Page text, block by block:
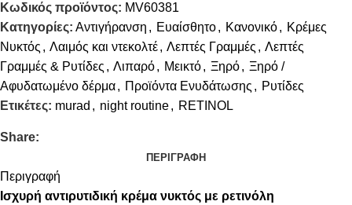
Κωδικός προϊόντος: MV60381
Κατηγορίες: Αντιγήρανση , Ευαίσθητο, Κανονικό, Κρέμες
Νυκτός , Λαιμός και ντεκολτέ, Λεπτές Γραμμές , Λεπτές
Γραμμές & Ρυτίδες , Λιπαρό, Μεικτό, Ξηρό, Ξηρό /
Αφυδατωμένο δέρμα, Προϊόντα Ενυδάτωσης , Ρυτίδες
Ετικέτες: murad , night routine, RETINOL
Share:
ΠΕΡΙΓΡΑΦΉ
Περιγραφή
Ισχυρή αντιρυτιδική κρέμα νυκτός με ρετινόλη